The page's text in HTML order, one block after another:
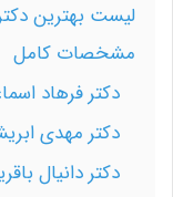
لیست بهترین
مشخصات کامل
دکتر فرهاد
دکتر مهدی
دکتر دانیال